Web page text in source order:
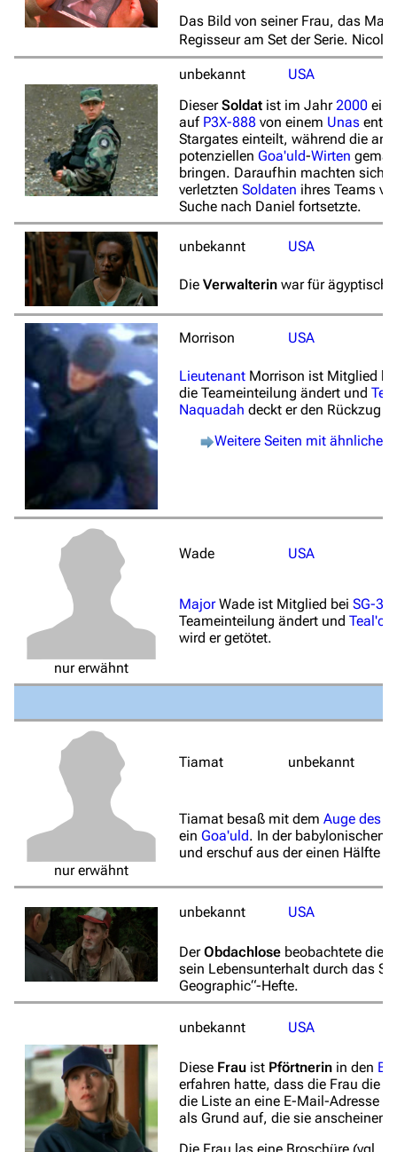
Das Bild von seiner Frau, das
Regisseur am Set der Serie.
unbekannt
USA
DieserSoldat ist im Jahr2000 ein
auf P3X-888 von einem Unas
Stargates einteilt, während die
potenziellen Goa'uld-Wirten
bringen. Daraufhin machten sich
verletzten Soldaten ihres Teams
Suche nach Daniel fortsetzte.
unbekannt USA
Die Verwalterin war für
Morrison USA
Lieutenant Morrison ist Mitglied
die Teameinteilung ändert und
Naquadah deckt er den Rückzug
Weitere Seiten mit
nur erwähnt
Wade USA
MajorWade ist Mitglied bei SG-3
Teameinteilung ändert und Teal'c
wird er getötet.
nur erwähnt
Tiamat unbekannt
Tiamat besaß mit dem Auge des
ein Goa'uld. In der babylonischen
und erschuf aus der einen Hälfte
unbekannt USA
DerObdachlose beobachtete die
sein Lebensunterhalt durch das
Geographic“-Hefte.
unbekannt USA
Diese Frau ist Pförtnerin in den
erfahren hatte, dass die Frau die
die Liste an eine E-Mail-Adresse
als Grund auf, die sie